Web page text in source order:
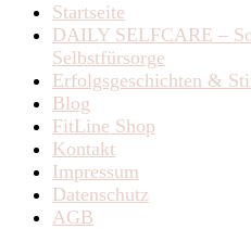
Startseite
DAILY SELFCARE –
Selbstfürsorge
Erfolgsgeschichten &
Blog
FitLine Shop
Kontakt
Impressum
Datenschutz
AGB